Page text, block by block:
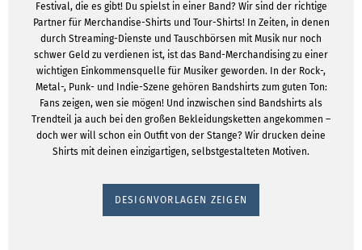
Festival, die es gibt! Du spielst in einer Band? Wir sind der richtige
Partner für Merchandise-Shirts und Tour-Shirts! In Zeiten, in denen
durch Streaming-Dienste und Tauschbörsen mit Musik nur noch
schwer Geld zu verdienen ist, ist das Band-Merchandising zu einer
wichtigen Einkommensquelle für Musiker geworden. In der Rock-,
Metal-, Punk- und Indie-Szene gehören Bandshirts zum guten Ton:
Fans zeigen, wen sie mögen! Und inzwischen sind Bandshirts als
Trendteil ja auch bei den großen Bekleidungsketten angekommen –
doch wer will schon ein Outfit von der Stange? Wir drucken deine
Shirts mit deinen einzigartigen, selbstgestalteten Motiven.
DESIGNVORLAGEN ZEIGEN